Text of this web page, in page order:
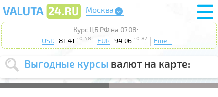
Москва
Курс ЦБ РФ на 07.08:
USD 81.41 +0.48 EUR 94.06 +0.87 Еще...
Выгодные курсы валют на карте:
Выберите
USD EUR